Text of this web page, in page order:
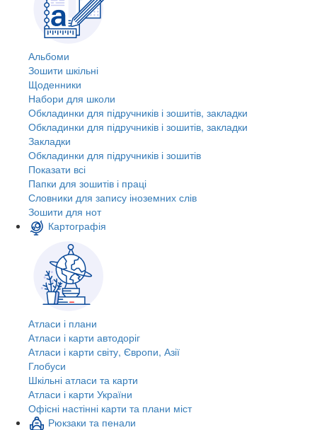
Альбоми
Зошити шкільні
Щоденники
Набори для школи
Обкладинки для підручників і зошитів, закладки
Обкладинки для підручників і зошитів, закладки
Закладки
Обкладинки для підручників і зошитів
Показати всі
Папки для зошитів і праці
Словники для запису іноземних слів
Зошити для нот
Картографія
Атласи і плани
Атласи і карти автодоріг
Атласи і карти світу, Європи, Азії
Глобуси
Шкільні атласи та карти
Атласи і карти України
Офісні настінні карти та плани міст
Рюкзаки та пенали